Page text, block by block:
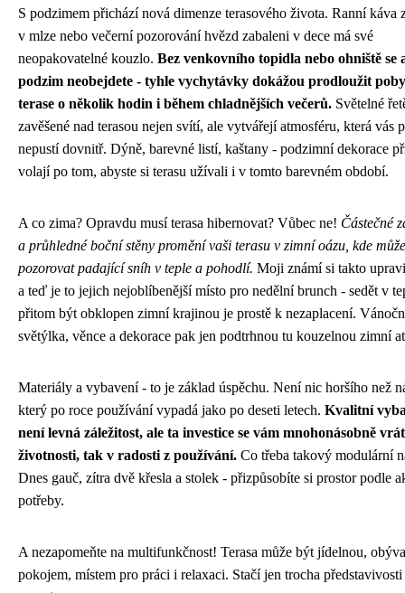
S podzimem přichází nová dimenze terasového života. Ranní káva
v mlze nebo večerní pozorování hvězd zabaleni v dece má své
neopakovatelné kouzlo. Bez venkovního topidla nebo ohniště se
podzim neobejdete - tyhle vychytávky dokážou prodloužit
terase o několik hodin i během chladnějších večerů. Světelné
zavěšené nad terasou nejen svítí, ale vytvářejí atmosféru, která vás
nepustí dovnitř. Dýně, barevné listí, kaštany - podzimní dekorace
volají po tom, abyste si terasu užívali i v tomto barevném období.
A co zima? Opravdu musí terasa hibernovat? Vůbec ne! Částečné
a průhledné boční stěny promění vaši terasu v zimní oázu, kde
pozorovat padající sníh v teple a pohodlí. Moji známí si takto
a teď je to jejich nejoblíbenější místo pro nedělní brunch - sedět v
přitom být obklopen zimní krajinou je prostě k nezaplacení.
světýlka, věnce a dekorace pak jen podtrhnou tu kouzelnou zimní
Materiály a vybavení - to je základ úspěchu. Není nic horšího než
který po roce používání vypadá jako po deseti letech. Kvalitní
není levná záležitost, ale ta investice se vám mnohonásobně
životnosti, tak v radosti z používání. Co třeba takový modulární
Dnes gauč, zítra dvě křesla a stolek - přizpůsobíte si prostor podle
potřeby.
A nezapomeňte na multifunkčnost! Terasa může být jídelnou,
pokojem, místem pro práci i relaxaci. Stačí jen trocha